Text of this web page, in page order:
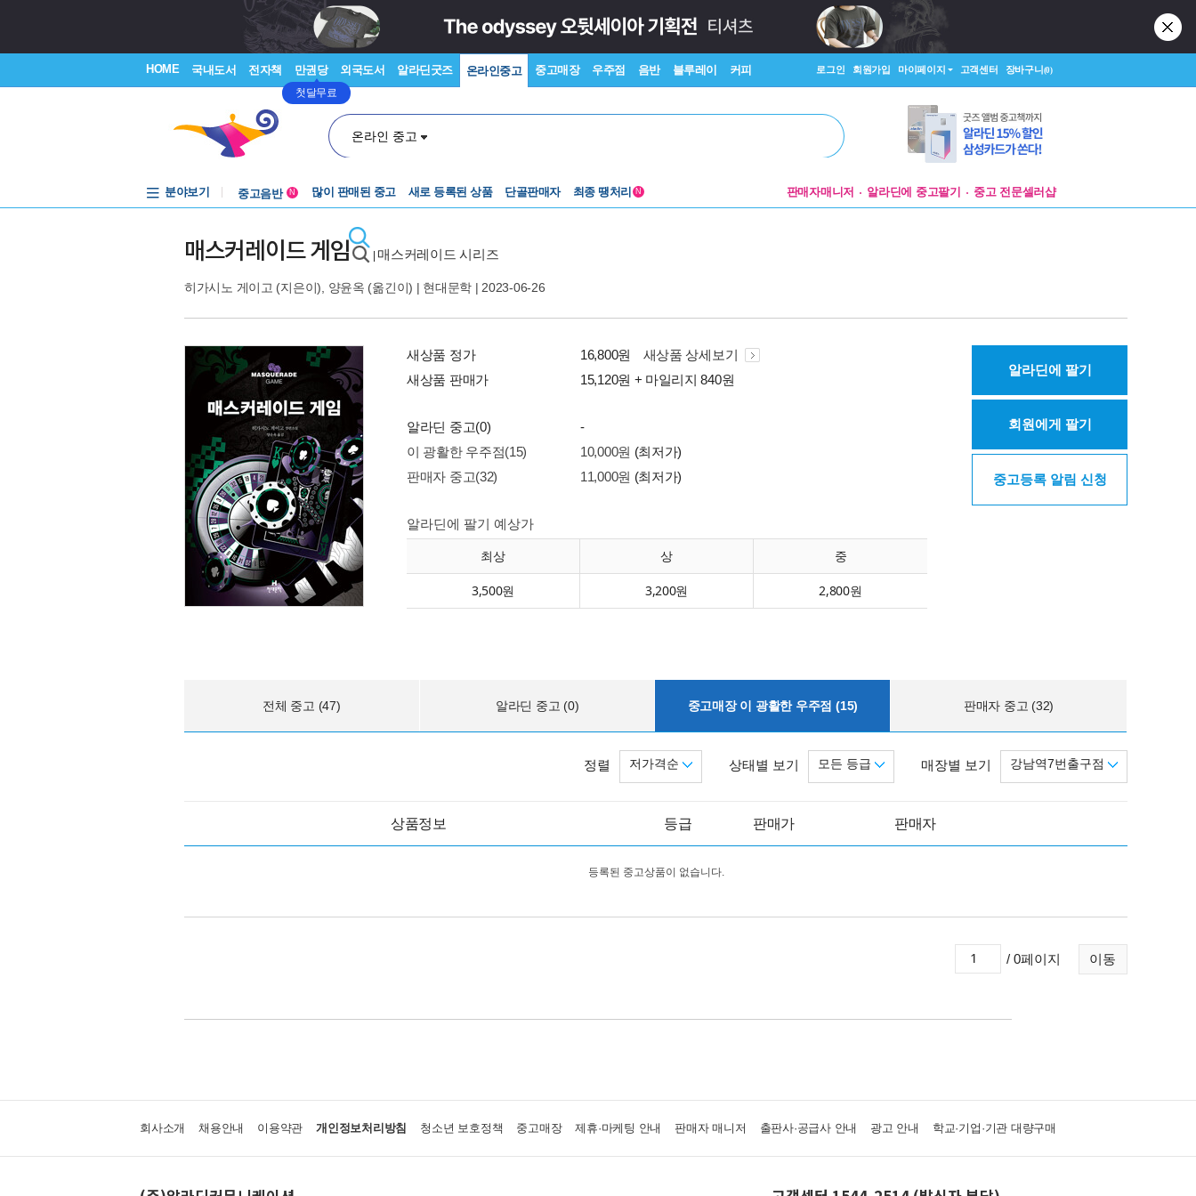
HOME 국내도서 전자책 만권당
첫달무료
외국도서 알라딘굿즈 온라인중고 중고매장 우주점 음반 블루레이 커피 로그인 회원가입 마이페이지 고객센터 장바구니(0)
온라인 중고
분야보기
중고음반
중고음반
N 많이 판매된 중고 새로 등록된 상품 단골판매자 최종 땡처리 N 판매자매니저 알라딘에 중고팔기 중고 전문셀러샵
매스커레이드 게임 매스커레이드 시리즈
히가시노 게이고 (지은이), 양윤옥 (옮긴이) | 현대문학 | 2023-06-26
새상품 정가 16,800원
새상품 상세보기
새상품 판매가
15,120원 + 마일리지 840원
알라딘 중고(0)
-
이 광활한 우주점(15)
10,000원 (최저가)
판매자 중고(32)
11,000원 (최저가)
알라딘에 팔기 예상가
최상 상 중
3,500원 3,200원 2,800원
알라딘에 팔기
회원에게 팔기
중고등록 알림 신청
전체 중고 (47) 알라딘 중고 (0) 중고매장 이 광활한 우주점 (15) 판매자 중고 (32)
매장별 보기 강남역7번출구점
상태별 보기 모든 등급
정렬 저가격순
상품정보 등급 판매가 판매자
등록된 중고상품이 없습니다.
이동
/ 0페이지
회사소개 채용안내 이용약관 개인정보처리방침 청소년 보호정책 중고매장 제휴·마케팅 안내 판매자 매니저 출판사·공급사 안내 광고 안내 학교·기업·기관 대량구매